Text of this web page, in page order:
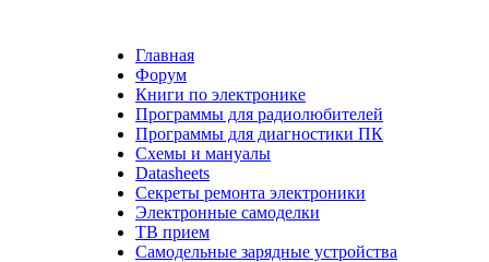
Главная
Форум
Книги по электронике
Программы для радиолюбителей
Программы для диагностики ПК
Схемы и мануалы
Datasheets
Секреты ремонта электроники
Электронные самоделки
ТВ прием
Самодельные зарядные устройства